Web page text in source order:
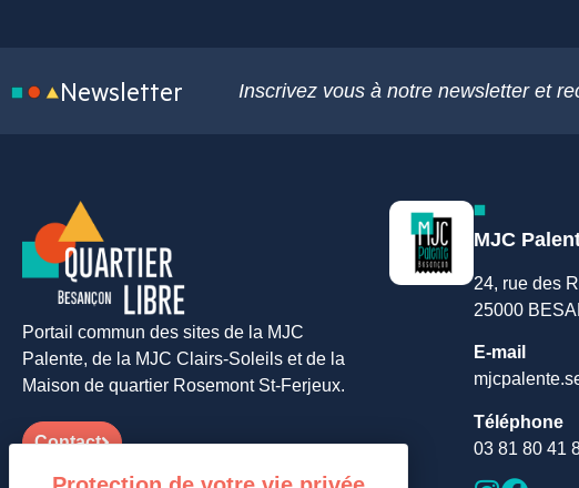
Newsletter Inscrivez vous à notre newsletter et
Portail commun des sites de la MJC
Palente, de la MJC Clairs-Soleils et de la
Maison de quartier Rosemont St-Ferjeux.
Contact
MJC
24, rue des
25000
E-mail
Téléphone
03 81 80 41